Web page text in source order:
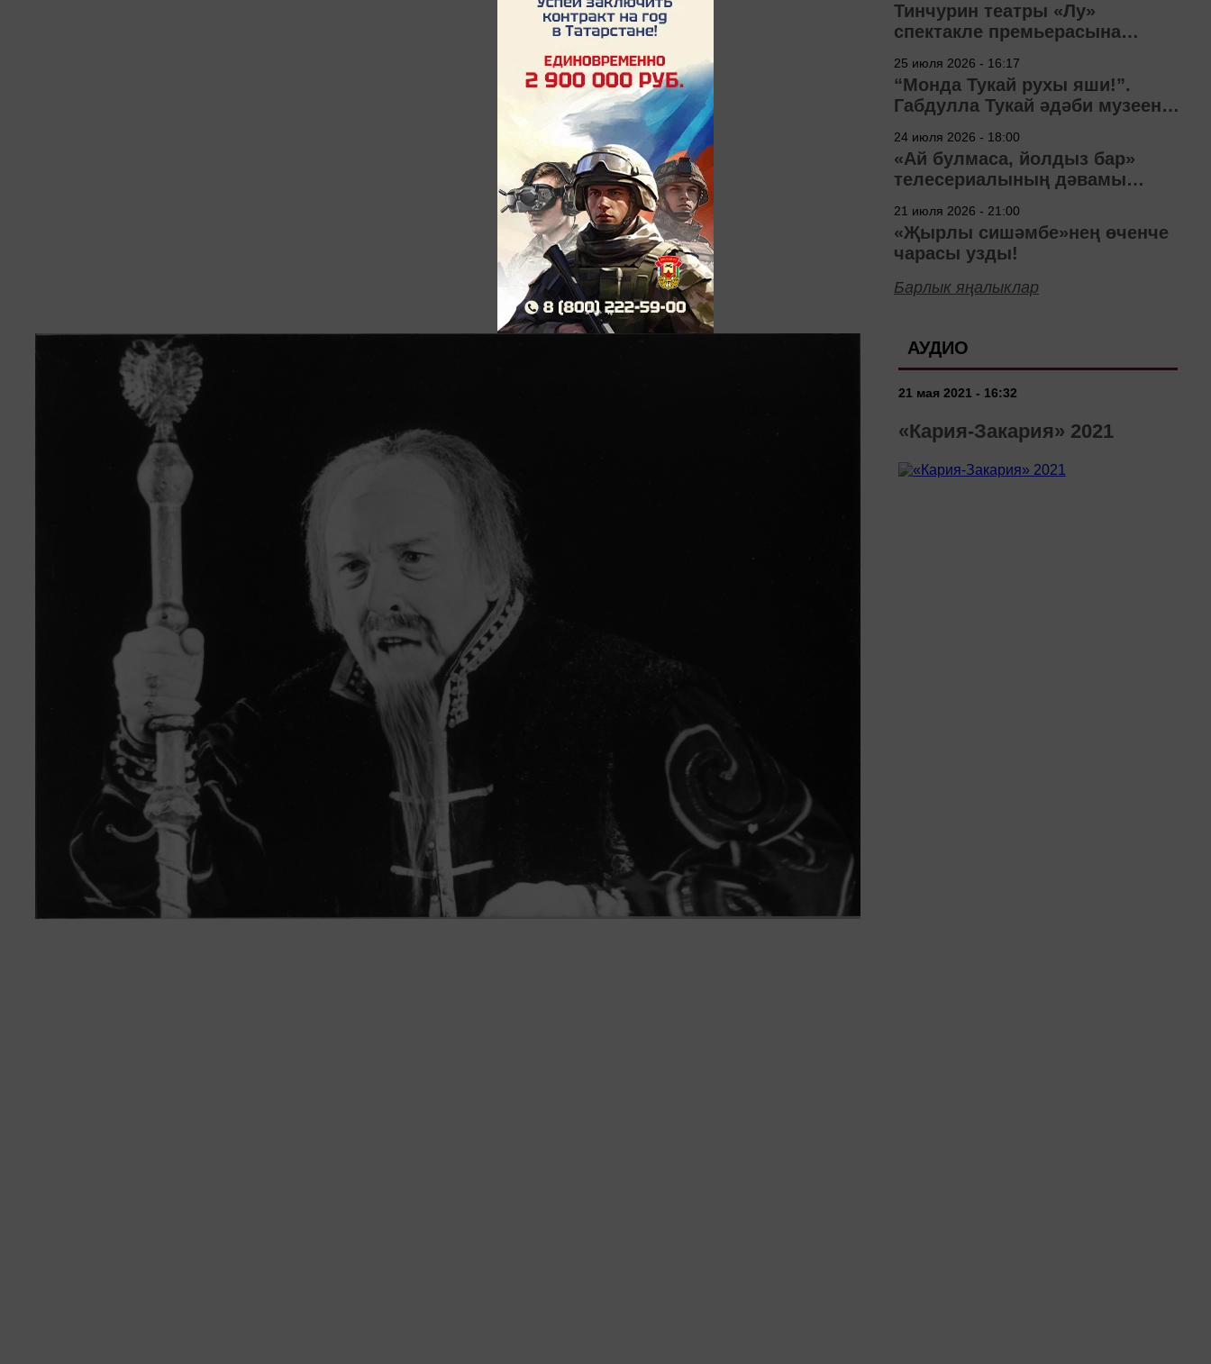
Тинчурин театры «Лу»
спектакле премьерасына
25 июля 2026 - 16:17
“Монда Тукай рухы яши!”.
Габдулла Тукай әдәби музеена
24 июля 2026 - 18:00
«Ай булмаса, йолдыз бар»
телесериалының дәвамы
21 июля 2026 - 21:00
«Җырлы сишәмбе»нең өченче
чарасы узды!
Барлык яңалыклар
АУДИО
21 мая 2021 - 16:32
«Кария-Закария» 2021